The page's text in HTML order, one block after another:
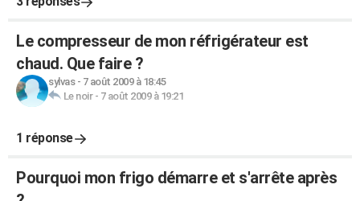
Le compresseur de mon réfrigérateur est
chaud. Que faire ?
sylvas- 7 août 2009 à 18:45
Le noir- 7 août 2009 à 19:21
1 réponse
Pourquoi mon frigo démarre et s'arrête après